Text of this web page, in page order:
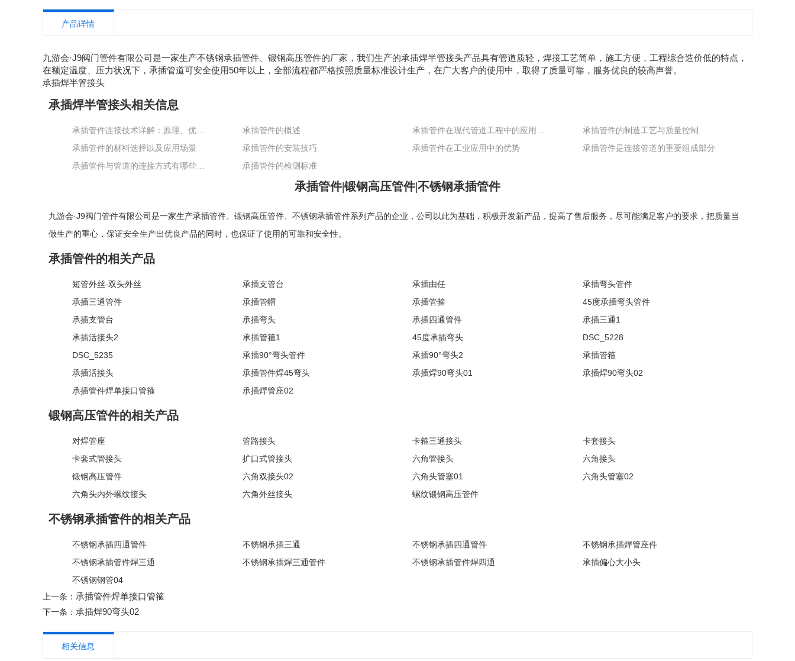
产品详情
九游会·J9阀门管件有限公司是一家生产不锈钢承插管件、锻钢高压管件的厂家，我们生产的承插焊半管接头产品具有管道质轻，焊接工艺简单，施工方便，工程综合造价低的特点，
在额定温度、压力状况下，承插管道可安全使用50年以上，全部流程都严格按照质量标准设计生产，在广大客户的使用中，取得了质量可靠，服务优良的较高声誉。
承插焊半管接头
承插焊半管接头相关信息
承插管件的概述
承插管件的制造工艺与质量控制
承插管件的材料选择以及应用场景
承插管件的安装技巧 承插管件在工业应用中的优势
承插管件是连接管道的重要组成部分
承插管件的检测标准
承插管件|锻钢高压管件|不锈钢承插管件
九游会·J9阀门管件有限公司是一家生产承插管件 锻钢高压管件 不锈钢承插管件系列产品的企业，公司以此为基础，积极开发新产品，提高了售后服务，尽可能满足客户的要求，把质量当
做生产的重心，保证安全生产出优良产品的同时，也保证了使用的可靠和安全性。
承插管件的相关产品
短管外丝-双头外丝 承插支管台 承插由任
承插弯头管件
承插三通管件
承插管帽 承插管箍
45度承插弯头管件
承插支管台
承插弯头 承插四通管件
承插三通1
承插活接头2
承插管箍1 45度承插弯头
DSC_5228
DSC_5235
承插90°弯头管件 承插90°弯头2
承插管箍
承插活接头
承插管件焊45弯头 承插焊90弯头01
承插焊90弯头02
承插管件焊单接口管箍
承插焊管座02
锻钢高压管件的相关产品
对焊管座 管路接头 卡箍三通接头
卡套接头
卡套式管接头
扩口式管接头 六角管接头
六角接头
锻钢高压管件
六角双接头02 六角头管塞01
六角头管塞02
六角头内外螺纹接头
六角外丝接头 螺纹锻钢高压管件
不锈钢承插管件的相关产品
不锈钢承插四通管件 不锈钢承插三通 不锈钢承插四通管件
不锈钢承插焊管座件
不锈钢承插管件焊三通
不锈钢承插焊三通管件 不锈钢承插管件焊四通
承插偏心大小头
不锈钢钢管04
上一条： 承插管件焊单接口管箍
下一条： 承插焊90弯头02
相关信息